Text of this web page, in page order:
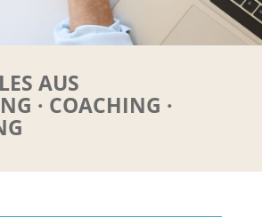
AUS
· COACHING ·